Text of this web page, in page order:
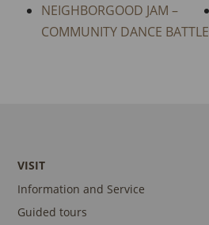
NEIGHBORGOOD JAM –
COMMUNITY DANCE BATTLE
VISIT
Information and Service
Guided tours